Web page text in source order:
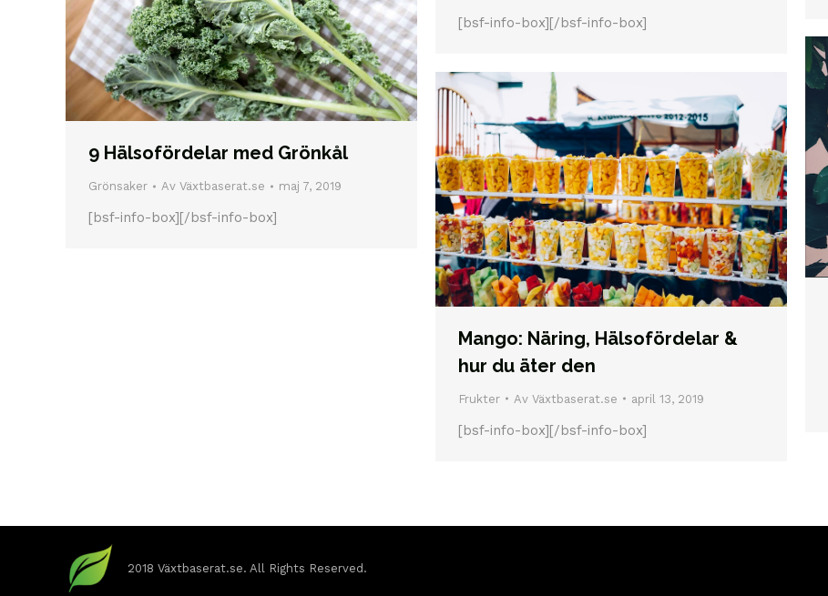
[bsf-info-box][/bsf-info-box]
9 Hälsofördelar med Grönkål
Grönsaker Av Växtbaserat.se maj 7, 2019
[bsf-info-box][/bsf-info-box]
Mango: Näring, Hälsofördelar &
hur du äter den
Frukter Av Växtbaserat.se april 13, 2019
[bsf-info-box][/bsf-info-box]
2018 Växtbaserat.se. All Rights Reserved.